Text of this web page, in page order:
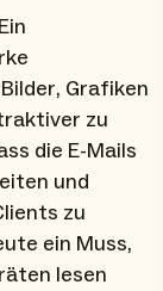
Grafiken
zu
die E-Mails
und
zu
ein Muss,
lesen